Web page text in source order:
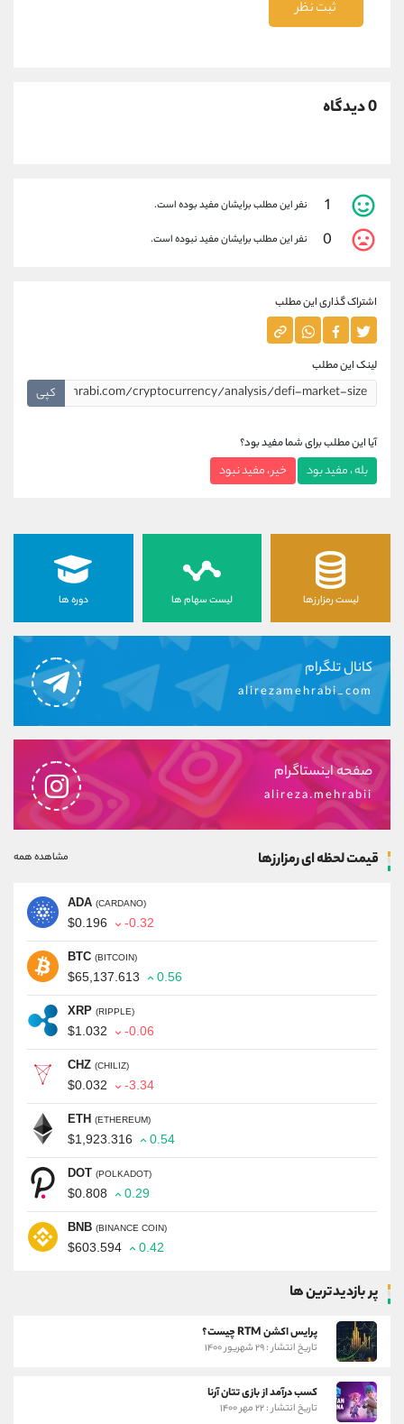
ثبت نظر
0 دیدگاه
1 نفر این مطلب برایشان مفید بوده است.
0 نفر این مطلب برایشان مفید نبوده است.
اشتراک گذاری این مطلب
لینک این مطلب
کپی
آیا این مطلب برای شما مفید بود؟
بله ، مفید بود خیر ، مفید نبود
لیست رمزارزها لیست سهام ها دوره ها
کانال تلگرام
alirezamehrabi_com
صفحه اینستاگرام
alireza.mehrabii
قیمت لحظه ای رمزارزها مشاهده همه
ADA (CARDANO)
$0.196 -0.32
BTC (BITCOIN)
$65,137.613 0.56
XRP (RIPPLE)
$1.032 -0.06
CHZ (CHILIZ)
$0.032 -3.34
ETH (ETHEREUM)
$1,923.316 0.54
DOT (POLKADOT)
$0.808 0.29
BNB (BINANCE COIN)
$603.594 0.42
پر بازدیدترین ها
پرایس اکشن RTM چیست؟
تاریخ انتشار : ۲۹ شهریور ۱۴۰۰
کسب درآمد از بازی تتان آرنا
تاریخ انتشار : ۲۲ مهر ۱۴۰۰